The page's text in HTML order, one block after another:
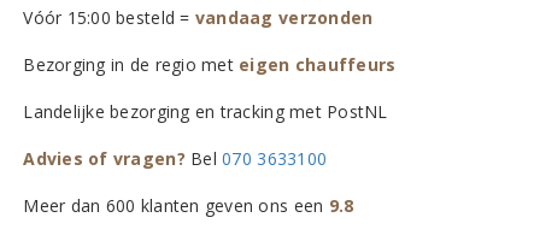
Vóór 15:00 besteld = vandaag verzonden
Bezorging in de regio met eigen chauffeurs
Landelijke bezorging en tracking met PostNL
Advies of vragen? Bel070 3633100
Meer dan 600 klanten geven ons een 9.8